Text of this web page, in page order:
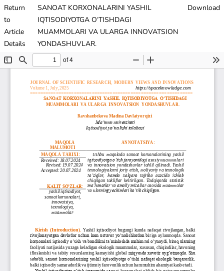
Return
to
Article
Details
SANOAT KORXONALARINI YASHIL
IQTISODIYOTGA O‘TISHDAGI
MUAMMOLARI VA ULARGA INNOVATSION
YONDASHUVLAR.
Download